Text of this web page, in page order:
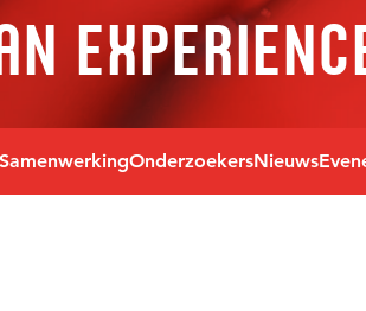
SamenwerkingOnderzoekersNieuws